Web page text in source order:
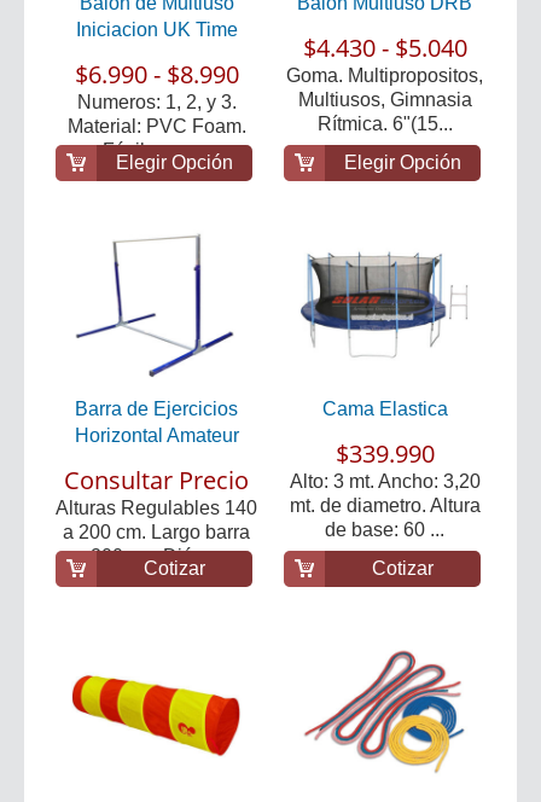
Iniciacion UK Time
$6.990 - $8.990
Numeros: 1, 2, y 3.
Material: PVC Foam.
Fácil agarre.
Elegir Opción
$4.430 - $5.040
Goma. Multipropositos,
Multiusos, Gimnasia
Rítmica. 6"(15...
Elegir Opción
Barra de Ejercicios
Horizontal Amateur
Consultar Precio
Alturas Regulables 140
a 200 cm. Largo barra
200 cm. Diám...
Cotizar
Cama Elastica
$339.990
Alto: 3 mt. Ancho: 3,20
mt. de diametro. Altura
de base: 60 ...
Cotizar